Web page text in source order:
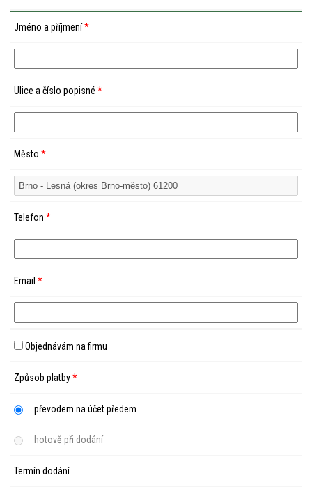
Jméno a příjmení*
Ulice a číslo popisné *
Město *
Telefon *
Email *
Objednávám na firmu
Způsob platby*
převodem na účet předem
hotově při dodání
Termín dodání